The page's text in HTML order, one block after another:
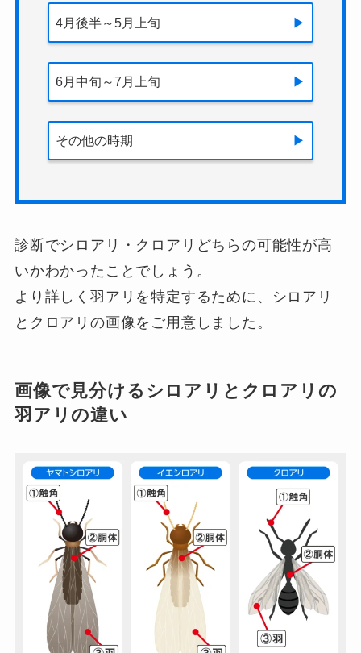
4月後半～5月上旬
6月中旬～7月上旬
その他の時期
診断でシロアリ・クロアリどちらの可能性が高
いかわかったことでしょう。
より詳しく羽アリを特定するために、シロアリ
とクロアリの画像をご用意しました。
画像で見分けるシロアリとクロアリの
羽アリの違い